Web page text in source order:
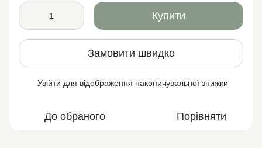
Купити
Замовити швидко
Увійти для відображення накопичувальної знижки
До обраного Порівняти